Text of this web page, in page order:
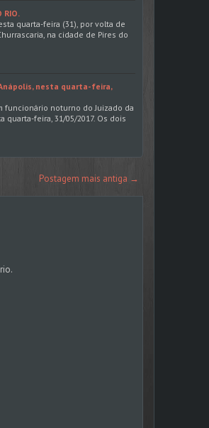
RIO.
quarta-feira (31), por volta de
na cidade de Pires do
nesta quarta-feira,
funcionário noturno do Juizado da
quarta-feira, 31/05/2017. Os dois
Postagem mais antiga →